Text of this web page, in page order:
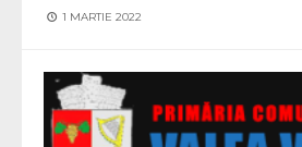
1 MARTIE 2022